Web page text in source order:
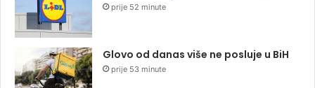
prije 52 minute
Glovo od danas više ne posluje u BiH
prije 53 minute